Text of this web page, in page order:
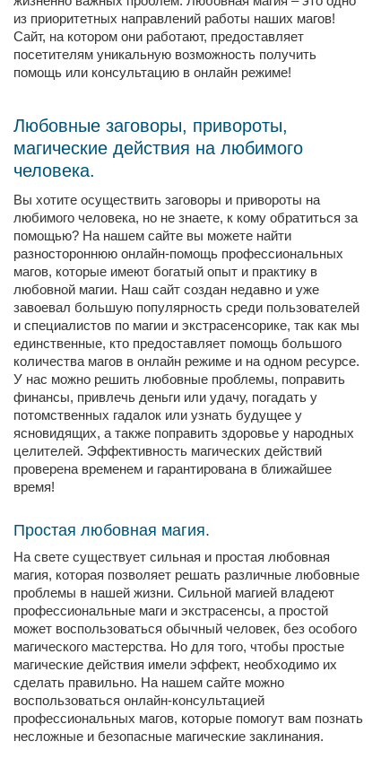
из приоритетных направлений работы наших магов!
Сайт, на котором они работают, предоставляет
посетителям уникальную возможность получить
помощь или консультацию в онлайн режиме!
Любовные заговоры, привороты,
магические действия на любимого
человека.
Вы хотите осуществить заговоры и привороты на
любимого человека, но не знаете, к кому обратиться за
помощью? На нашем сайте вы можете найти
разностороннюю онлайн-помощь профессиональных
магов, которые имеют богатый опыт и практику в
любовной магии. Наш сайт создан недавно и уже
завоевал большую популярность среди пользователей
и специалистов по магии и экстрасенсорике, так как мы
единственные, кто предоставляет помощь большого
количества магов в онлайн режиме и на одном ресурсе.
У нас можно решить любовные проблемы, поправить
финансы, привлечь деньги или удачу, погадать у
потомственных гадалок или узнать будущее у
ясновидящих, а также поправить здоровье у народных
целителей. Эффективность магических действий
проверена временем и гарантирована в ближайшее
время!
Простая любовная магия.
На свете существует сильная и простая любовная
магия, которая позволяет решать различные любовные
проблемы в нашей жизни. Сильной магией владеют
профессиональные маги и экстрасенсы, а простой
может воспользоваться обычный человек, без особого
магического мастерства. Но для того, чтобы простые
магические действия имели эффект, необходимо их
сделать правильно. На нашем сайте можно
воспользоваться онлайн-консультацией
профессиональных магов, которые помогут вам познать
несложные и безопасные магические заклинания.